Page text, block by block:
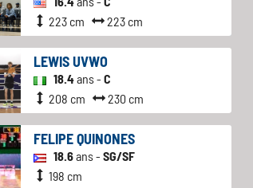
223 cm
223 cm
LEWIS UVWO
18.4ans -C
208 cm
230 cm
FELIPE QUINONES
18.6ans -SG/SF
198 cm